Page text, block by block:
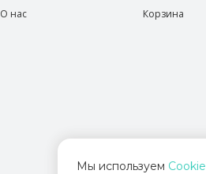
О нас
Корзина
Мы используем Cookie